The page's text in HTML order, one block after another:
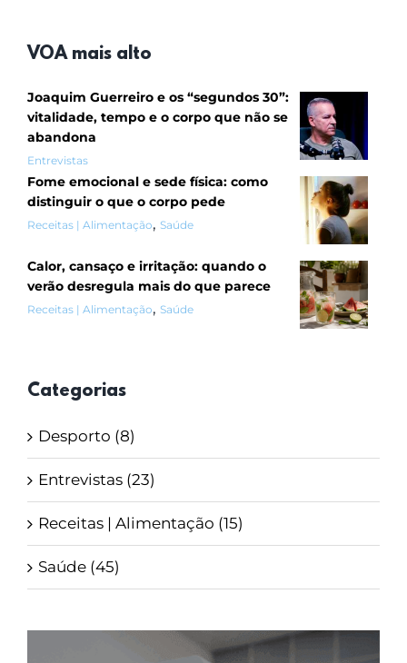
VOA mais alto
Joaquim Guerreiro e os “segundos 30”:
vitalidade, tempo e o corpo que não se
abandona
Entrevistas
Fome emocional e sede física: como
distinguir o que o corpo pede
Receitas | Alimentação, Saúde
Calor, cansaço e irritação: quando o
verão desregula mais do que parece
Receitas | Alimentação, Saúde
Categorias
Desporto (8)
Entrevistas (23)
Receitas | Alimentação (15)
Saúde (45)